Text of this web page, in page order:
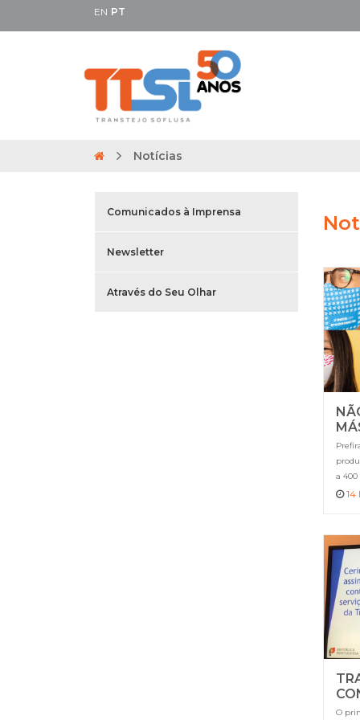
EN PT
Notícias
Comunicados à Imprensa
Newsletter
Através do Seu Olhar
a
14
O